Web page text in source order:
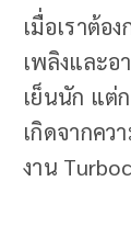
เมื่อเราต้อ
เพลิงและอ
เย็นนัก แต่
เกิดจากคว
งาน